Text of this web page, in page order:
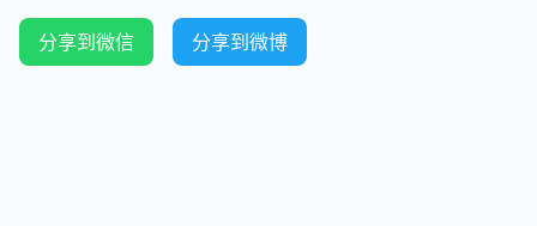
分享到微信 分享到微博